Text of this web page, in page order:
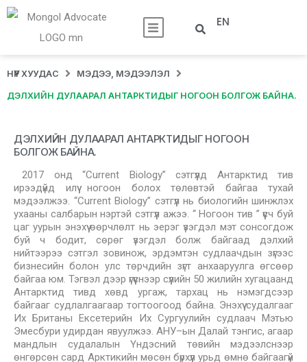
EN
НҮҮР ХУУДАС МЭДЭЭ, МЭДЭЭЛЭЛ
ДЭЛХИЙН ДУЛААРАЛ АНТАРКТИДЫГ НОГООН БОЛГОЖ БАЙНА.
ДЭЛХИЙН ДУЛААРАЛ АНТАРКТИДЫГ НОГООН
БОЛГОЖ БАЙНА.
2017 онд “Current Biology” сэтгүүлд Антарктид тив
ирээдүйд илүү ногоон болох төлөвтэй байгаа тухай
мэдээлжээ. “Current Biology” сэтгүүл нь биологийн шинжлэх
ухааны салбарын нэртэй сэтгүүл ажээ. “ Ногоон тив ” үүсч буй
цаг уурын энэхүү өөрчлөлт нь эерэг үзэгдэл мэт сонсогдож
буй ч бодит, сөрөг үзэгдэл болж байгаад дэлхий
нийтээрээ сэтгэл зовинож, эрдэмтэн судлаачдын зүгээс
бизнесийн болон улс төрчдийн зүгт анхааруулга өгсөөр
байгаа юм. Тэгвэл дээр үгүүснээр сүүлийн 50 жилийн хугацаанд
Антарктид тивд хөвд ургаж, тархац нь нэмэгдсээр
байгааг судлалгаагаар тогтоогоод байна. Энэхүү судалгааг
Их Британы Ексетерийн Их Сургуулийн судлаач Мэтью
Эмесбури удирдан явуулжээ. АНУ–ын Далай тэнгис, агаар
мандлын судалалын Үндэсний төвийн мэдээлснээр
өнгөрсөн сард Арктикийн мөсөн бүрхүүл урьд өмнө байгаагүй